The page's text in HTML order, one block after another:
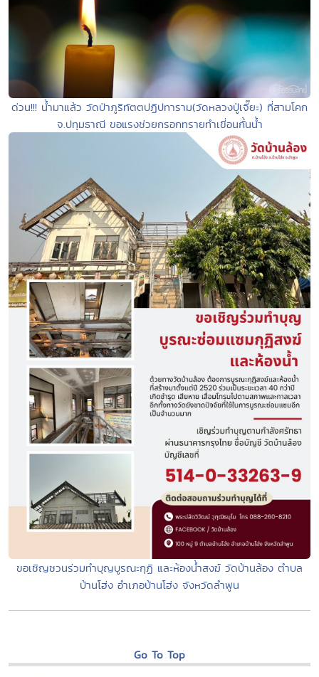
ด่วน!!! น้ำมาแล้ว วัดป่าภูริทัตตปฏิปทาราม(วัดหลวงปู่เจี๊ยะ) ที่สามโคก
จ.ปทุมธาณี ขอแรงช่วยกรอกทรายทำเขี่อนกั้นน้ำ
ขอเชิญชวนร่วมทำบุญบูรณะกุฏิ และห้องน้ำสงฆ์ วัดบ้านล้อง ตำบล
บ้านโฮ่ง อำเภอบ้านโฮ่ง จังหวัดลำพูน
Go To Top